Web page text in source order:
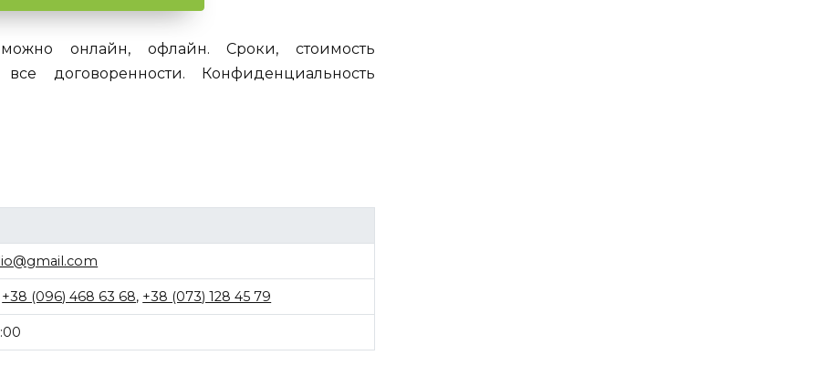
онлайн, офлайн. Сроки, стоимость
договоренности. Конфиденциальность
+38 (096) 468 63 68, +38 (073) 128 45 79